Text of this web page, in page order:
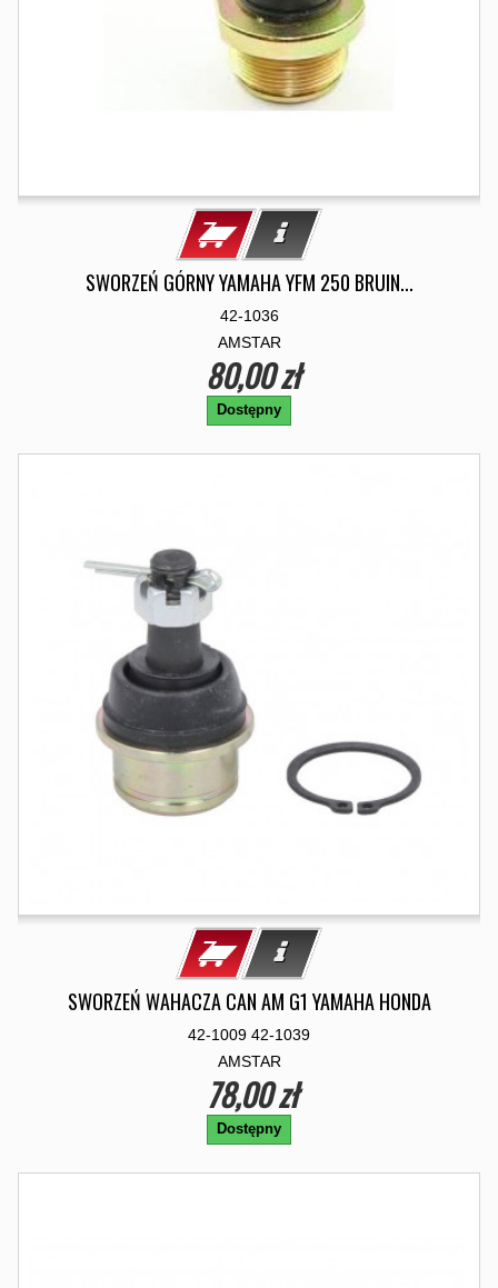
SWORZEŃ GÓRNY YAMAHA YFM 250 BRUIN...
42-1036
AMSTAR
80,00 zł
Dostępny
SWORZEŃ WAHACZA CAN AM G1 YAMAHA HONDA
42-1009 42-1039
AMSTAR
78,00 zł
Dostępny